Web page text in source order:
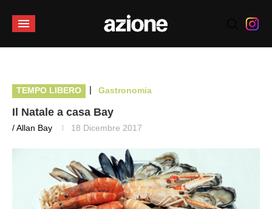
TEMPO LIBERO | Gastronomia
Il Natale a casa Bay
/ Allan Bay 18 Dicembre 2017